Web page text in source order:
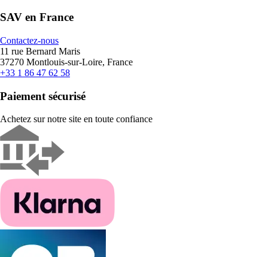
SAV en France
Contactez-nous
11 rue Bernard Maris
37270 Montlouis-sur-Loire, France
+33 1 86 47 62 58
Paiement sécurisé
Achetez sur notre site en toute confiance